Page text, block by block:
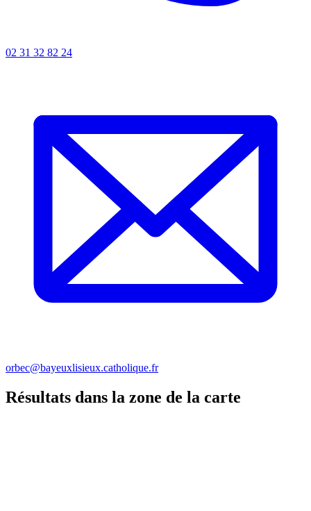
02 31 32 82 24
orbec@bayeuxlisieux.catholique.fr
Résultats dans la zone de la carte